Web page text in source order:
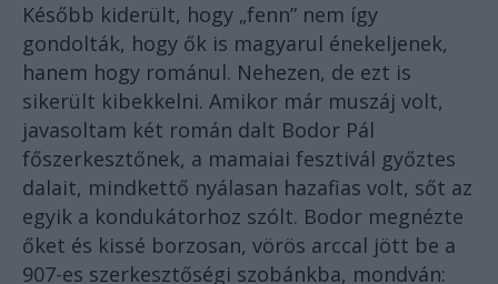
Később kiderült, hogy „fenn” nem így
gondolták, hogy ők is magyarul énekeljenek,
hanem hogy románul. Nehezen, de ezt is
sikerült kibekkelni. Amikor már muszáj volt,
javasoltam két román dalt Bodor Pál
főszerkesztőnek, a mamaiai fesztivál győztes
dalait, mindkettő nyálasan hazafias volt, sőt az
egyik a kondukátorhoz szólt. Bodor megnézte
őket és kissé borzosan, vörös arccal jött be a
907-es szerkesztőségi szobánkba, mondván: